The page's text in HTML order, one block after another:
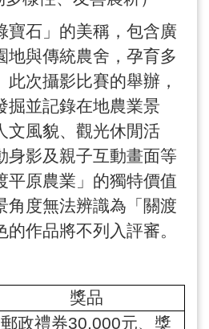
寶石」的美稱，包含廣
地與傳統農舍，孕育多
次攝影比賽的舉辦，
掘並記錄在地農業景
文風貌、觀光休閒活
身影及親子互動畫面等
平原農業」的獨特價值
角度無法辨識為「關渡
作品將不列入評審。
獎品
郵政禮券30,000元、獎